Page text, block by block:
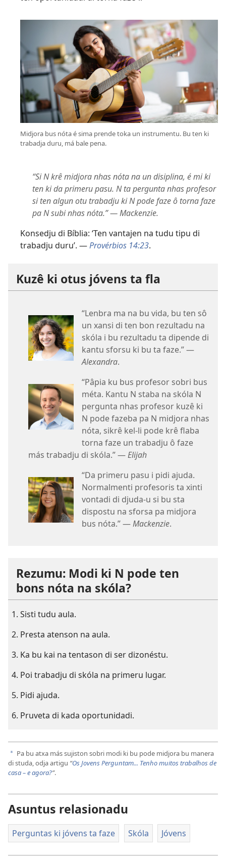
Midjora bus nóta é sima prende toka un instrumentu. Bu ten ki
trabadja duru, má bale pena.
“Si N krê midjora nhas nóta na un disiplina, é mi ki
ten ki da primeru pasu. N ta pergunta nhas profesor
si ten algun otu trabadju ki N pode faze ô torna faze
pa N subi nhas nóta.” — Mackenzie.
Konsedju di Bíblia: ‘Ten vantajen na tudu tipu di
trabadju duru’. —Provérbios 14:23.
Kuzê ki otus jóvens ta fla
“Lenbra ma na bu vida, bu ten sô
un xansi di ten bon rezultadu na
skóla i bu rezultadu ta dipende di
kantu sforsu ki bu ta faze.” —
Alexandra.
“Pâpia ku bus profesor sobri bus
méta. Kantu N staba na skóla N
pergunta nhas profesor kuzê ki
N pode fazeba pa N midjora nhas
nóta, sikrê kel-li pode krê flaba
torna faze un trabadju ô faze
más trabadju di skóla.” —Elijah
“Da primeru pasu i pidi ajuda.
Normalmenti profesoris ta xinti
vontadi di djuda-u si bu sta
dispostu na sforsa pa midjora
bus nóta.” —Mackenzie.
Rezumu: Modi ki N pode ten
bons nóta na skóla?
Sisti tudu aula.
Presta atenson na aula.
Ka bu kai na tentason di ser dizonéstu.
Poi trabadju di skóla na primeru lugar.
Pidi ajuda.
Pruveta di kada oportunidadi.
a Pa bu atxa más sujiston sobri modi ki bu pode midjora bu manera
di studa, odja artigu “Os Jovens Perguntam... Tenho muitos trabalhos de
casa – e agora?”.
Asuntus relasionadu
Perguntas ki jóvens ta faze Skóla Jóvens